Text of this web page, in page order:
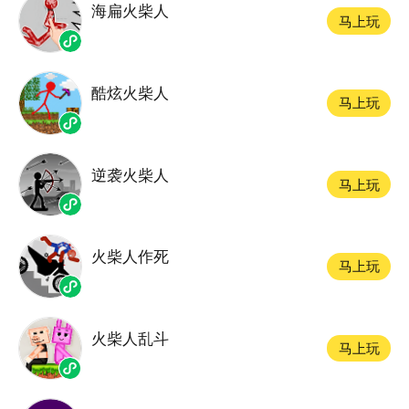
海扁火柴人
马上玩
酷炫火柴人
马上玩
逆袭火柴人
马上玩
火柴人作死
马上玩
火柴人乱斗
马上玩